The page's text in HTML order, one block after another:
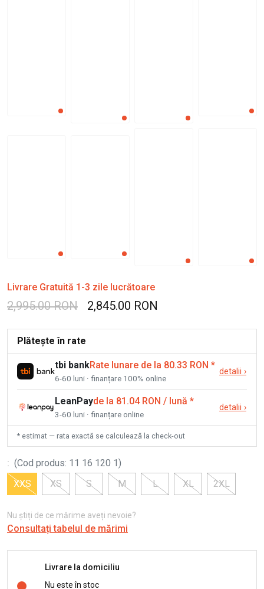
Livrare Gratuită 1-3 zile lucrătoare
2,995.00 RON 2,845.00 RON
Plătește în rate
tbi bankRate lunare de la 80.33 RON *
6-60 luni · finanțare 100% online
detalii ›
LeanPayde la 81.04 RON / lună *
3-60 luni · finanțare online
detalii ›
* estimat — rata exactă se calculează la check-out
: (Cod produs: 11 16 120 1)
XXS
XS S M L XL 2XL
Nu știți de ce mărime aveți nevoie?
Consultați tabelul de mărimi
Livrare la domiciliu
Nu este în stoc